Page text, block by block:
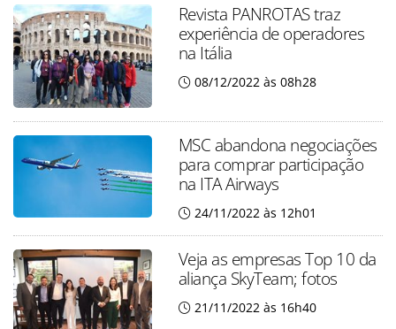
Revista PANROTAS traz
experiência de operadores
na Itália
08/12/2022 às 08h28
MSC abandona negociações
para comprar participação
na ITA Airways
24/11/2022 às 12h01
Veja as empresas Top 10 da
aliança SkyTeam; fotos
21/11/2022 às 16h40